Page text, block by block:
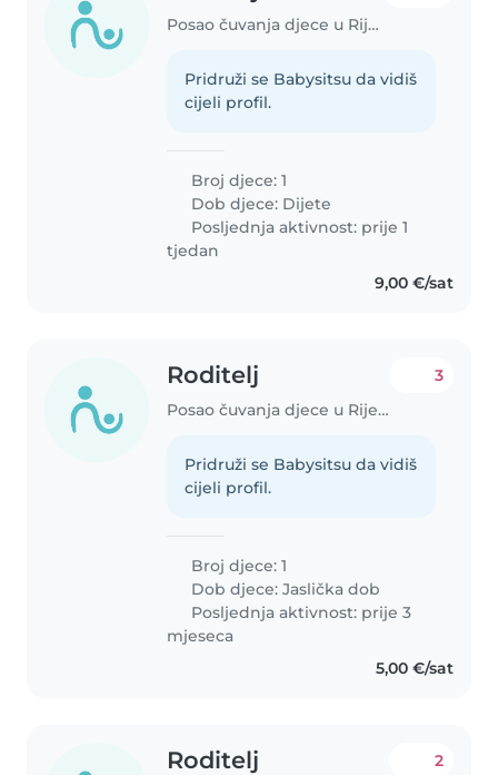
Posao čuvanja djece u Rijeka
Pridruži se Babysitsu da vidiš
cijeli profil.
Broj djece: 1
Dob djece: Dijete
Posljednja aktivnost: prije 1
tjedan
9,00 €/sat
Roditelj
Posao čuvanja djece u Rijeka
3
Pridruži se Babysitsu da vidiš
cijeli profil.
Broj djece: 1
Dob djece:Jaslička dob
Posljednja aktivnost: prije 3
mjeseca
5,00 €/sat
Roditelj 2